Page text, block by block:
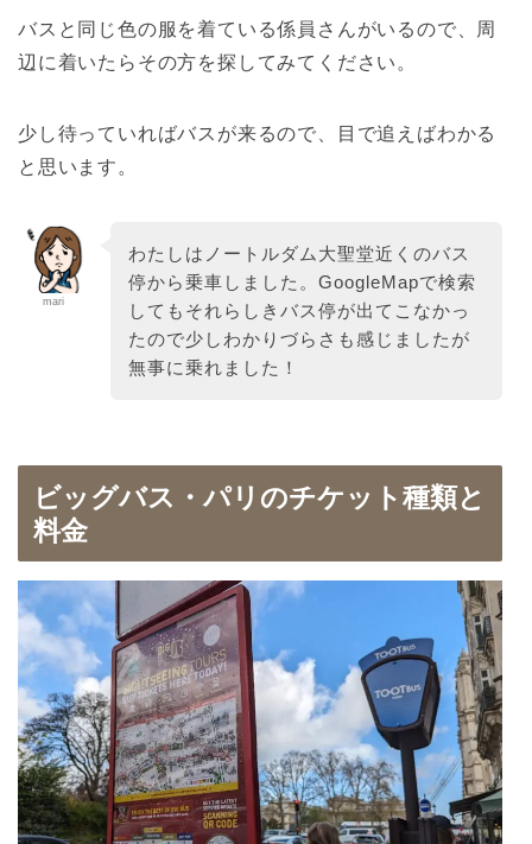
バスと同じ色の服を着ている係員さんがいるので、周
辺に着いたらその方を探してみてください。
少し待っていればバスが来るので、目で追えばわかる
と思います。
mari
わたしはノートルダム大聖堂近くのバス
停から乗車しました。GoogleMapで検索
してもそれらしきバス停が出てこなかっ
たので少しわかりづらさも感じましたが
無事に乗れました！
ビッグバス・パリのチケット種類と
料金